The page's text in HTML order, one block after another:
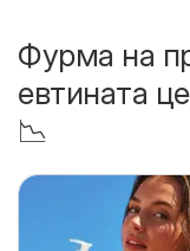
Фурма на
евтината
📉